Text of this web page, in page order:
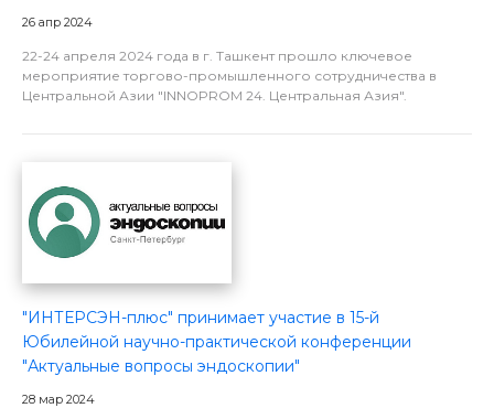
26 апр 2024
22-24 апреля 2024 года в г. Ташкент прошло ключевое
мероприятие торгово-промышленного сотрудничества в
Центральной Азии "INNOPROM 24. Центральная Азия".
"ИНТЕРСЭН-плюс" принимает участие в 15-й
Юбилейной научно-практической конференции
"Актуальные вопросы эндоскопии"
28 мар 2024